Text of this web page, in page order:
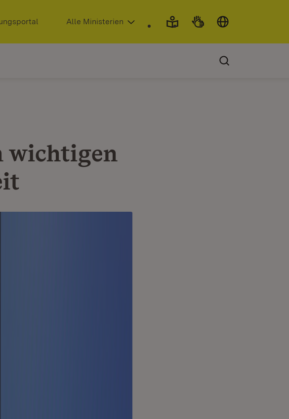
(Öffnet in neuem Fenster)
Alle Ministerien
wichtigen